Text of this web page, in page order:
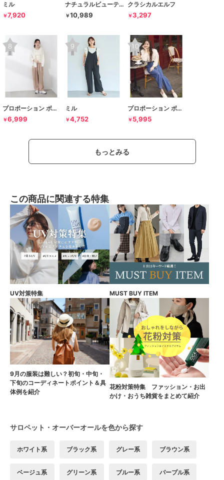
ミル
￥7,920
ナチュラルビューティーベーシック
￥10,989
クラシカルエルフ
￥3,297
プロポーション ボディドレッシング
￥6,999
ミル
￥4,752
プロポーション ボディドレッシング
￥ 5,995
もっとみる
この商品に関連する特集
UV対策特集 MUST BUY ITEM
9月の服装は難しい？初旬・中旬・
下旬のコーディネートポイント＆具
体例を紹介
花粉対策特集 ファッション・お出
かけ・おうち雑貨をまとめて紹介
サロペット・オーバーオールを色から探す
ホワイト系 ブラック系 グレー系 ブラウン系
ベージュ系 グリーン系 ブルー系 パープル系